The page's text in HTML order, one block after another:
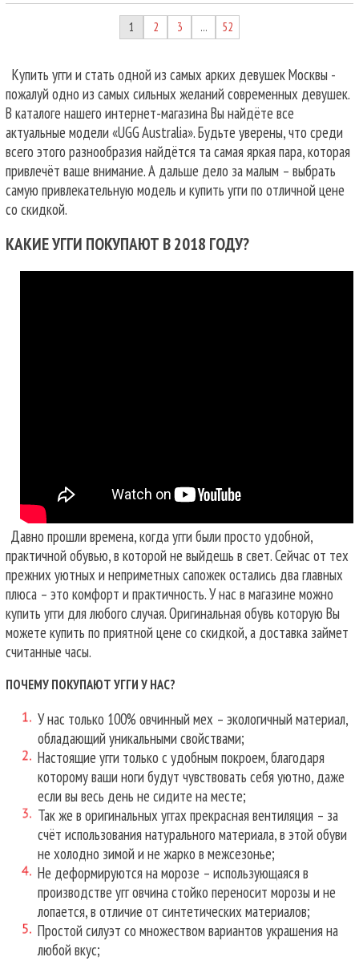
1 2 3 … 52
Купить угги и стать одной из самых арких девушек Москвы -
пожалуй одно из самых сильных желаний современных девушек.
В каталоге нашего интернет-магазина Вы найдёте все
актуальные модели «UGG Australia». Будьте уверены, что среди
всего этого разнообразия найдётся та самая яркая пара, которая
привлечёт ваше внимание. А дальше дело за малым – выбрать
самую привлекательную модель и купить угги по отличной цене
со скидкой.
КАКИЕ УГГИ ПОКУПАЮТ В 2018 ГОДУ?
Давно прошли времена, когда угги были просто удобной,
практичной обувью, в которой не выйдешь в свет. Сейчас от тех
прежних уютных и неприметных сапожек остались два главных
плюса – это комфорт и практичность. У нас в магазине можно
купить угги для любого случая.Оригинальная обувь которую Вы
можете купить по приятной цене со скидкой, а доставка займет
считанные часы.
ПОЧЕМУ ПОКУПАЮТ УГГИ У НАС?
У нас только 100% овчинный мех – экологичный материал,
обладающий уникальными свойствами;
Настоящие угги только с удобным покроем, благодаря
которому ваши ноги будут чувствовать себя уютно, даже
если вы весь день не сидите на месте;
Так же в оригинальных уггах прекрасная вентиляция – за
счёт использования натурального материала, в этой обуви
не холодно зимой и не жарко в межсезонье;
Не деформируются на морозе – использующаяся в
производстве угг овчина стойко переносит морозы и не
лопается, в отличие от синтетических материалов;
Простой силуэт со множеством вариантов украшения на
любой вкус;